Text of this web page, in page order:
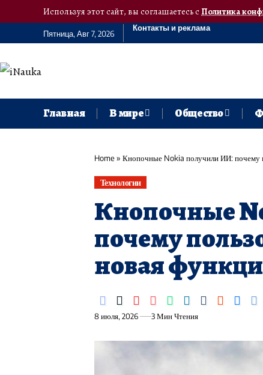
Используя этот сайт, вы соглашаетесь сПолитика
Пятница, Авг 7, 2026
Контакты и реклама
Главная В мире Общество
Home» Кнопочные Nokia получили ИИ: почему
Технологии
Кнопочные
почему
новая
8 июля, 2026 3 Мин Чтения